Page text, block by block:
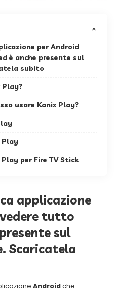
per Android
è anche presente sul
subito
Play?
usare Kanix Play?
Play
per Fire TV Stick
applicazione
tutto
sul
Scaricatela
Androidche